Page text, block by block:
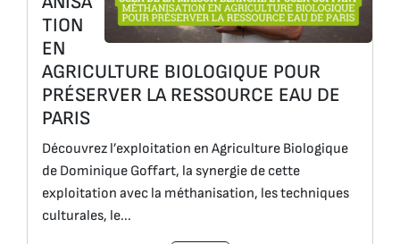
TION
EN
AGRICULTURE BIOLOGIQUE POUR
PRÉSERVER LA RESSOURCE EAU DE
PARIS
Découvrez l’exploitation en Agriculture Biologique
de Dominique Goffart, la synergie de cette
exploitation avec la méthanisation, les techniques
culturales, le...